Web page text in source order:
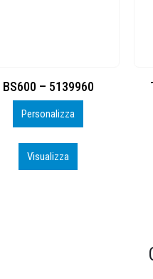
Toppe ricamate in HD
Personalizza
Visualizza